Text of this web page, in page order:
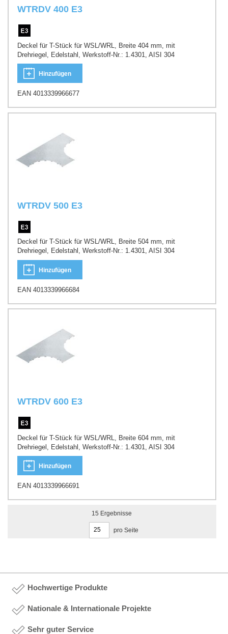
WTRDV 400 E3
Deckel für T-Stück für WSL/WRL, Breite 404 mm, mit
Drehriegel, Edelstahl, Werkstoff-Nr.: 1.4301, AISI 304
Hinzufügen
EAN 4013339966677
WTRDV 500 E3
Deckel für T-Stück für WSL/WRL, Breite 504 mm, mit
Drehriegel, Edelstahl, Werkstoff-Nr.: 1.4301, AISI 304
Hinzufügen
EAN 4013339966684
WTRDV 600 E3
Deckel für T-Stück für WSL/WRL, Breite 604 mm, mit
Drehriegel, Edelstahl, Werkstoff-Nr.: 1.4301, AISI 304
Hinzufügen
EAN 4013339966691
15 Ergebnisse
pro Seite
Hochwertige Produkte
Nationale & Internationale Projekte
Sehr guter Service